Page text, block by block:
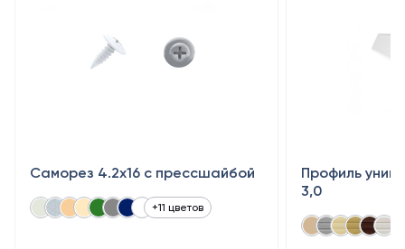
Саморез 4.2х16 с прессшайбой
+11 цветов
Профиль
3,0